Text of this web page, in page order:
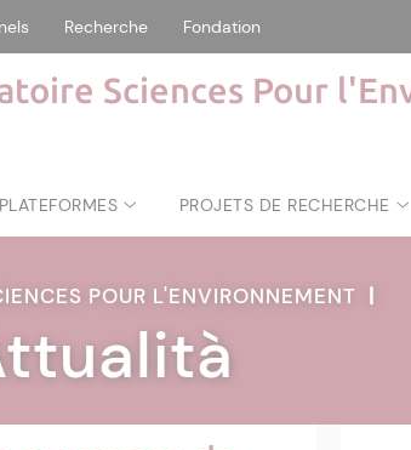
Recherche Fondation
Sciences Pour
PLATEFORMES PROJETS DE RECHERCHE
POUR L'ENVIRONNEMENT |